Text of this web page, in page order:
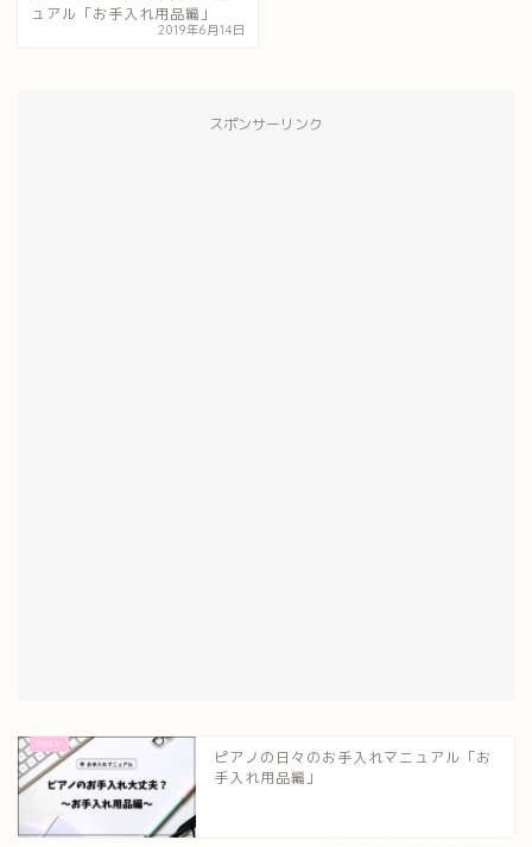
ュアル「お手入れ用品編」
2019年6月14日
スポンサーリンク
ピアノの日々のお手入れマニュアル「お
手入れ用品編」